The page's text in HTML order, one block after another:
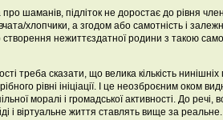
шаманів, підліток не доростає до рівня
хлопчики, а згодом або самотність і
створення нежиттєздатної родини з такою
треба сказати, що велика кількість нинішніх
рівні ініціації. І це неозброєним оком
моралі і громадської активності. До речі,
і віртуальне життя ставлять вище за реальне.